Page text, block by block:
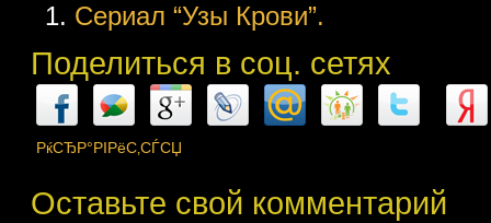
Сериал “Узы Крови”.
Поделиться в соц. сетях
РќСЂР°РІРёС‚СЃСЏ
Оставьте свой комментарий